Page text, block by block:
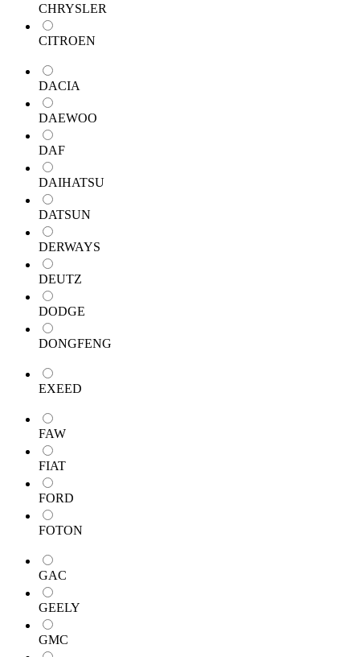
CHRYSLER
CITROEN
DACIA
DAEWOO
DAF
DAIHATSU
DATSUN
DERWAYS
DEUTZ
DODGE
DONGFENG
EXEED
FAW
FIAT
FORD
FOTON
GAC
GEELY
GMC